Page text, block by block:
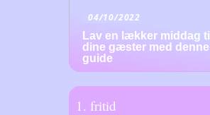
04/10/2022
Lav en lækker middag til
dine gæster med denne
guide
fritid